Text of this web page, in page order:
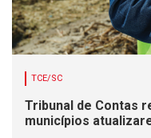
TCE/SC
Tribunal de Contas
municípios